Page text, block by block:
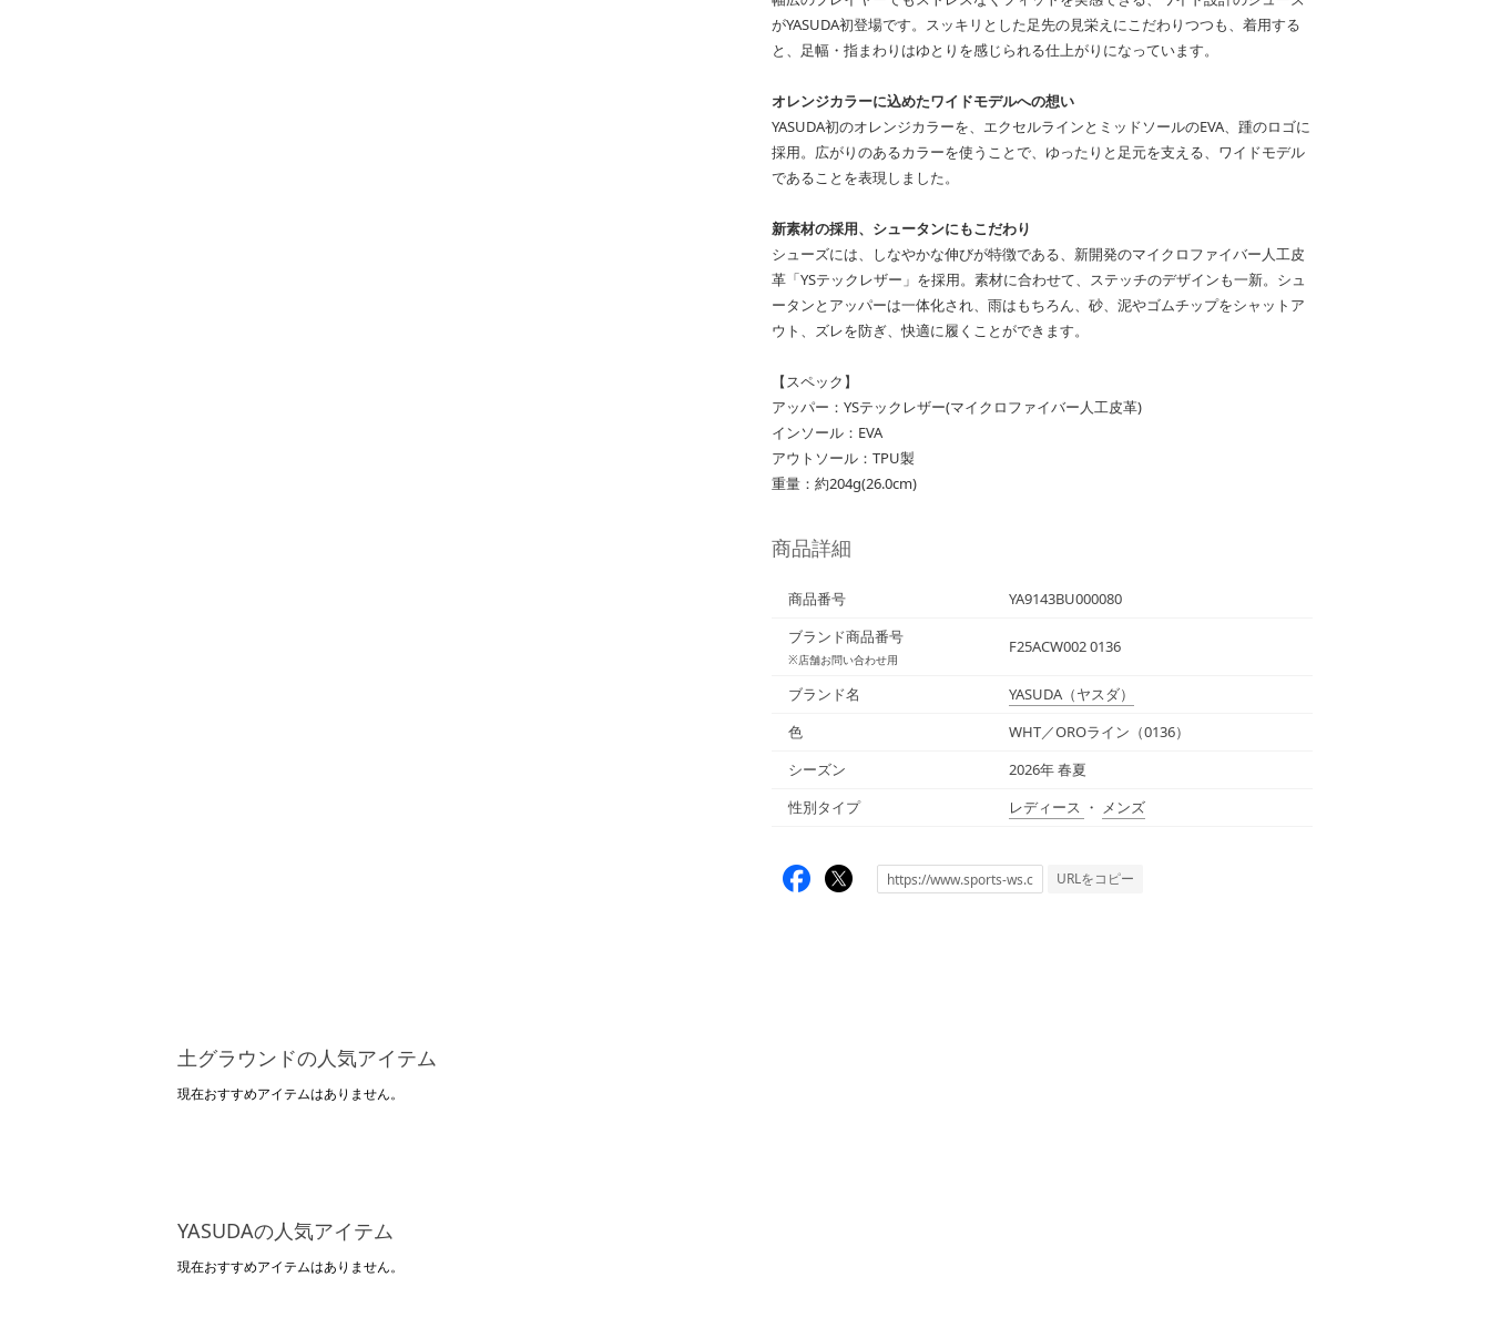
がYASUDA初登場です。スッキリとした足先の見栄えにこだわりつつも、着用する
と、足幅・指まわりはゆとりを感じられる仕上がりになっています。
オレンジカラーに込めたワイドモデルへの想い
YASUDA初のオレンジカラーを、エクセルラインとミッドソールのEVA、踵のロゴに
採用。広がりのあるカラーを使うことで、ゆったりと足元を支える、ワイドモデル
であることを表現しました。
新素材の採用、シュータンにもこだわり
シューズには、しなやかな伸びが特徴である、新開発のマイクロファイバー人工皮
革「YSテックレザー」を採用。素材に合わせて、ステッチのデザインも一新。シュ
ータンとアッパーは一体化され、雨はもちろん、砂、泥やゴムチップをシャットア
ウト、ズレを防ぎ、快適に履くことができます。
【スペック】
アッパー：YSテックレザー(マイクロファイバー人工皮革)
インソール：EVA
アウトソール：TPU製
重量：約204g(26.0cm)
商品詳細
商品番号
YA9143BU000080
ブランド商品番号
※店舗お問い合わせ用
F25ACW002 0136
ブランド名 YASUDA （ヤスダ）
色
WHT／OROライン（0136）
シーズン
2026年 春夏
性別タイプ
レディース ・ メンズ
URLをコピー
土グラウンドの人気アイテム
現在おすすめアイテムはありません。
YASUDAの人気アイテム
現在おすすめアイテムはありません。